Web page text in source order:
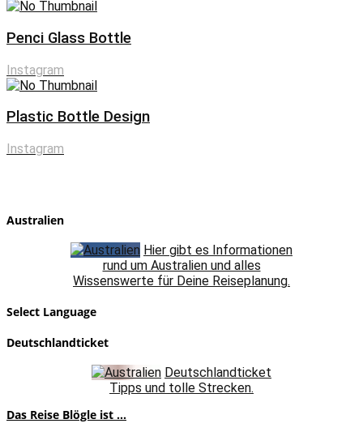
Penci Glass Bottle
Instagram
Plastic Bottle Design
Instagram
Australien
Hier gibt es Informationen
rund um Australien und alles
Wissenswerte für Deine Reiseplanung.
Select Language
Deutschlandticket
Deutschlandticket
Tipps und tolle Strecken.
Das Reise Blögle ist ...